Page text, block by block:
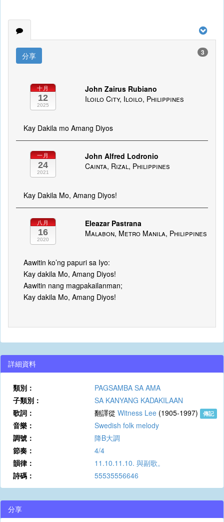
分享 3
十月
12
2025
John Zairus Rubiano
Iloilo City, Iloilo, Philippines
Kay Dakila mo Amang Diyos
一月
24
2021
John Alfred Lodronio
Cainta, Rizal, Philippines
Kay Dakila Mo, Amang Diyos!
八月
16
2020
Eleazar Pastrana
Malabon, Metro Manila, Philippines
Aawitin ko’ng papuri sa Iyo:
Kay dakila Mo, Amang Diyos!
Aawitin nang magpakailanman;
Kay dakila Mo, Amang Diyos!
詳細資料
類別：
PAGSAMBA SA AMA
子類別：
SA KANYANG KADAKILAAN
歌詞：
翻譯從 Witness Lee (1905-1997) 傳記
音樂：
Swedish folk melody
調號：
降B大調
節奏：
4/4
韻律：
11.10.11.10. 與副歌。
詩碼：
55535556646
分享